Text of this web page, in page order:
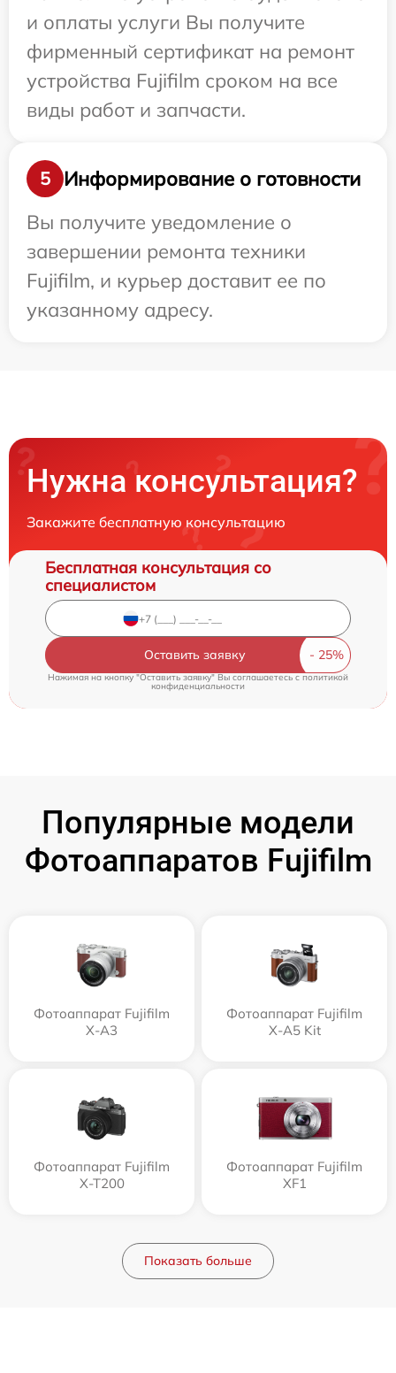
и оплаты услуги Вы получите
фирменный сертификат на ремонт
устройства Fujifilm сроком на все
виды работ и запчасти.
5
Информирование о готовности
Вы получите уведомление о
завершении ремонта техники
Fujifilm, и курьер доставит ее по
указанному адресу.
Нужна консультация?
Закажите бесплатную консультацию
Бесплатная консультация со
специалистом
Оставить заявку
Нажимая на кнопку "Оставить заявку" Вы соглашаетесь c политикой
конфиденциальности
Популярные модели
Фотоаппаратов Fujifilm
Фотоаппарат Fujifilm
X-A3
Фотоаппарат Fujifilm
X-A5 Kit
Фотоаппарат Fujifilm
X-T200
Фотоаппарат Fujifilm
XF1
Показать больше